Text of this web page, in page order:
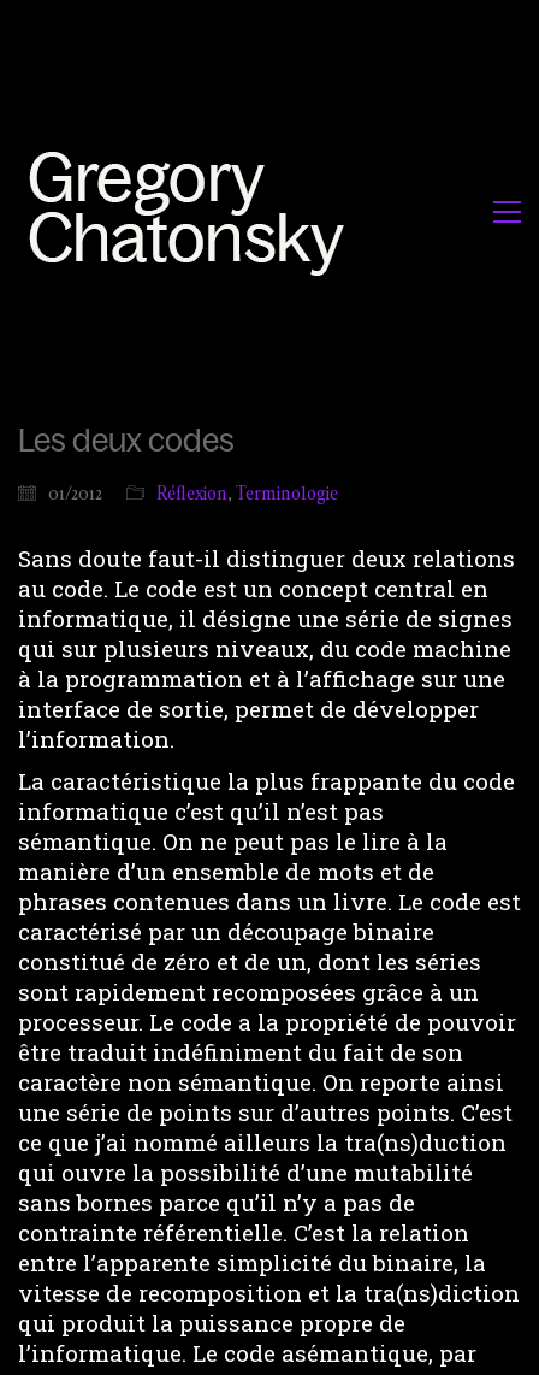
Les deux codes
01/2012 Réflexion, Terminologie
Sans doute faut-il distinguer deux relations
au code. Le code est un concept central en
informatique, il désigne une série de signes
qui sur plusieurs niveaux, du code machine
à la programmation et à l’affichage sur une
interface de sortie, permet de développer
l’information.
La caractéristique la plus frappante du code
informatique c’est qu’il n’est pas
sémantique. On ne peut pas le lire à la
manière d’un ensemble de mots et de
phrases contenues dans un livre. Le code est
caractérisé par un découpage binaire
constitué de zéro et de un, dont les séries
sont rapidement recomposées grâce à un
processeur. Le code a la propriété de pouvoir
être traduit indéfiniment du fait de son
caractère non sémantique. On reporte ainsi
une série de points sur d’autres points. C’est
ce que j’ai nommé ailleurs la tra(ns)duction
qui ouvre la possibilité d’une mutabilité
sans bornes parce qu’il n’y a pas de
contrainte référentielle. C’est la relation
entre l’apparente simplicité du binaire, la
vitesse de recomposition et la tra(ns)diction
qui produit la puissance propre de
l’informatique. Le code asémantique, par